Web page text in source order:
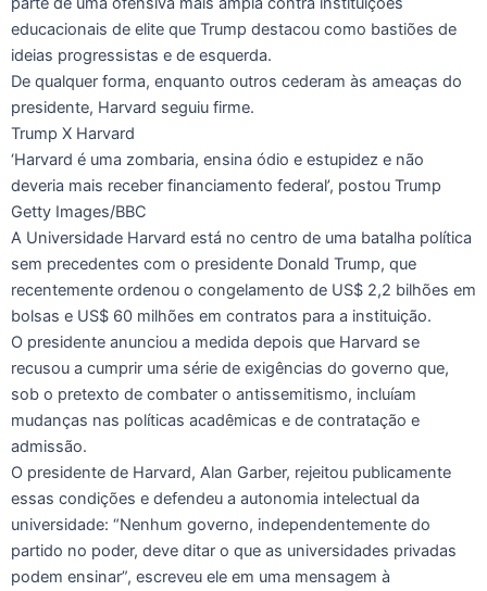
educacionais de elite que Trump destacou como bastiões de
ideias progressistas e de esquerda.
De qualquer forma, enquanto outros cederam às ameaças do
presidente, Harvard seguiu firme.
Trump X Harvard
‘Harvard é uma zombaria, ensina ódio e estupidez e não
deveria mais receber financiamento federal’, postou Trump
Getty Images/BBC
A Universidade Harvard está no centro de uma batalha política
sem precedentes com o presidente Donald Trump, que
recentemente ordenou o congelamento de US$ 2,2 bilhões em
bolsas e US$ 60 milhões em contratos para a instituição.
O presidente anunciou a medida depois que Harvard se
recusou a cumprir uma série de exigências do governo que,
sob o pretexto de combater o antissemitismo, incluíam
mudanças nas políticas acadêmicas e de contratação e
admissão.
O presidente de Harvard, Alan Garber, rejeitou publicamente
essas condições e defendeu a autonomia intelectual da
universidade: “Nenhum governo, independentemente do
partido no poder, deve ditar o que as universidades privadas
podem ensinar”, escreveu ele em uma mensagem à